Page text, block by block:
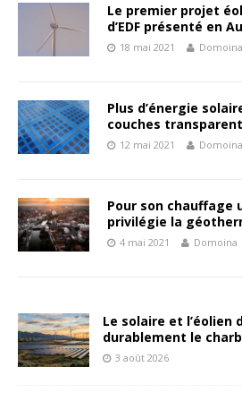
Le premier projet
d’EDF présenté en
18 mai 2021 Domoina
Plus d’énergie
couches
12 mai 2021 Domoina
Pour son chauffage
privilégie la
4 mai 2021 Domoina
Le solaire et l’éolien
durablement le
3 août 2026